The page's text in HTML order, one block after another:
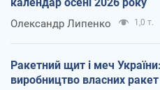
календар осені 2026 року
Олександр Липенко 1,0 т.
Ракетний щит і меч
виробництво власних ракет